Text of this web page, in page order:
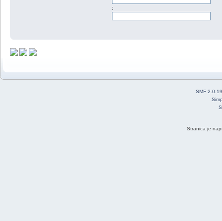
:
SMF 2.0.19
Stranica je